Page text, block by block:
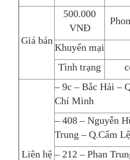
Giá bán
500.000
VNĐ
Khuyến mại
Tình trạng
Liên hệ
– 9c – Bắc Hải –
Chí Minh
– 408 – Nguyễn
Trung – Q.Cẩm
– 212 – Phan